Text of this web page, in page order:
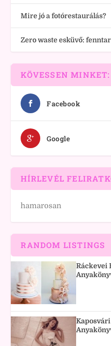
Mire jó a fotórestaurálás?
Zero waste esküvő:
KÖVESSEN MINKET:
Facebook
Google
HÍRLEVÉL
hamarosan
RANDOM LISTINGS
Ráckevei